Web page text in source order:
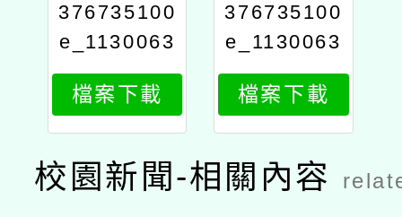
376735100
e_1130063
632_attach
2
檔案下載
376735100
e_1130063
632_attach
1
檔案下載
校園新聞-相關內容